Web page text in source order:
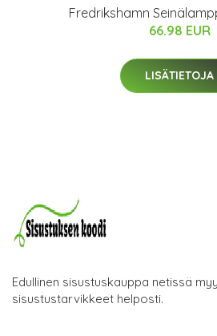
Fredrikshamn
66.98 EUR
LISÄTIETOJA
Edullinen sisustuskauppa netissä
sisustustarvikkeet helposti.